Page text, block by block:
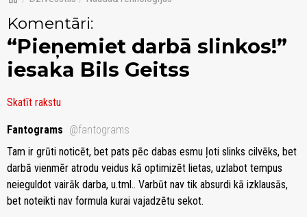
Komentāri:
“Pieņemiet darbā slinkos!”
iesaka Bils Geitss
Skatīt rakstu
Fantograms @fantograms
Tam ir grūti noticēt, bet pats pēc dabas esmu ļoti slinks cilvēks, bet
darbā vienmēr atrodu veidus kā optimizēt lietas, uzlabot tempus
neieguldot vairāk darba, u.tml.. Varbūt nav tik absurdi kā izklausās,
bet noteikti nav formula kurai vajadzētu sekot.